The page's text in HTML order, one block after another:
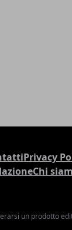
Privacy
Chi
un prodotto